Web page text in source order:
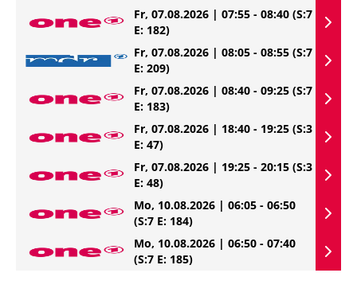
Fr, 07.08.2026 | 07:55 - 08:40 (S:7
E: 182)
Fr, 07.08.2026 | 08:05 - 08:55 (S:7
E: 209)
Fr, 07.08.2026 | 08:40 - 09:25 (S:7
E: 183)
Fr, 07.08.2026 | 18:40 - 19:25 (S:3
E: 47)
Fr, 07.08.2026 | 19:25 - 20:15 (S:3
E: 48)
Mo, 10.08.2026 | 06:05 - 06:50
(S:7 E: 184)
Mo, 10.08.2026 | 06:50 - 07:40
(S:7 E: 185)